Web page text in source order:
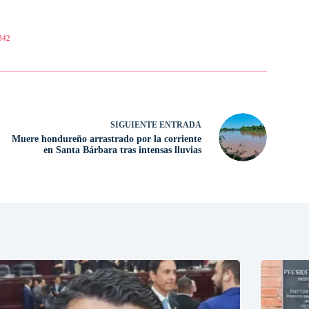
SIGUIENTE ENTRADA
Muere hondureño arrastrado por la corriente
en Santa Bárbara tras intensas lluvias